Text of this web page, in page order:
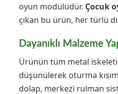
oyun modülüdür. Çocuk
çıkan bu ürün, her türlü
Dayanıklı Malzeme
Ürünün tüm metal
düşünülerek oturma
dolap, merkezi rulman